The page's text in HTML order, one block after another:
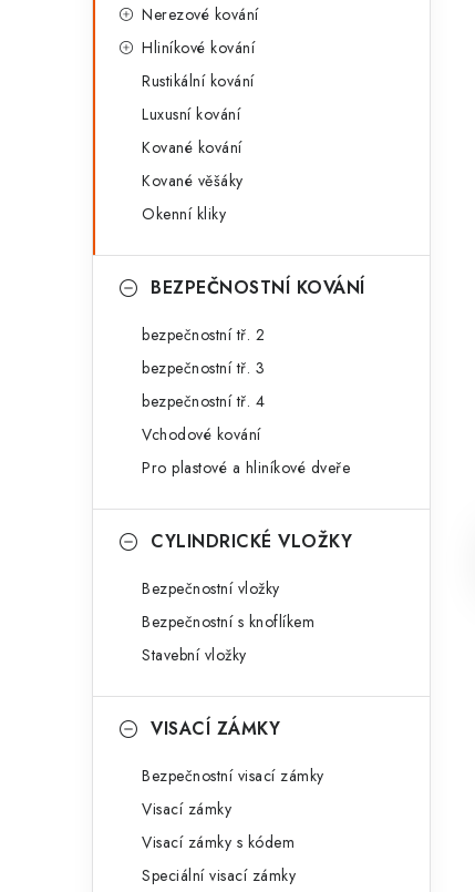
Nerezové kování
Hliníkové kování
Rustikální kování
Luxusní kování
Kované kování
Kované věšáky
Okenní kliky
BEZPEČNOSTNÍ KOVÁNÍ
bezpečnostní tř. 2
bezpečnostní tř. 3
bezpečnostní tř. 4
Vchodové kování
Pro plastové a hliníkové dveře
CYLINDRICKÉ VLOŽKY
Bezpečnostní vložky
Bezpečnostní s knoflíkem
Stavební vložky
VISACÍ ZÁMKY
Bezpečnostní visací zámky
Visací zámky
Visací zámky s kódem
Speciální visací zámky